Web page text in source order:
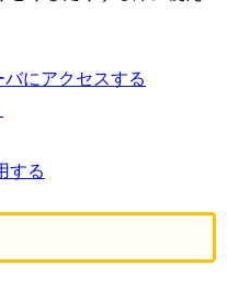
にアクセスする
する